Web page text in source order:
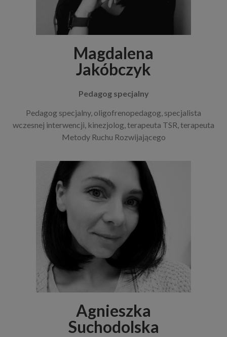
Magdalena
Jakóbczyk
Pedagog specjalny
Pedagog specjalny, oligofrenopedagog, specjalista
wczesnej interwencji, kinezjolog, terapeuta TSR, terapeuta
Metody Ruchu Rozwijającego
Agnieszka
Suchodolska